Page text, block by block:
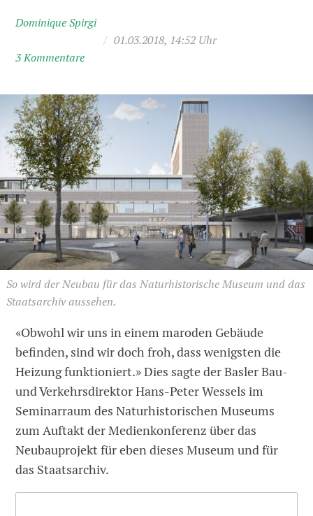
Dominique Spirgi
/ 01.03.2018, 14:52 Uhr
3 Kommentare
So wird der Neubau für das Naturhistorische Museum und das
Staatsarchiv aussehen.
«Obwohl wir uns in einem maroden Gebäude
befinden, sind wir doch froh, dass wenigsten die
Heizung funktioniert.» Dies sagte der Basler Bau-
und Verkehrsdirektor Hans-Peter Wessels im
Seminarraum des Naturhistorischen Museums
zum Auftakt der Medienkonferenz über das
Neubauprojekt für eben dieses Museum und für
das Staatsarchiv.